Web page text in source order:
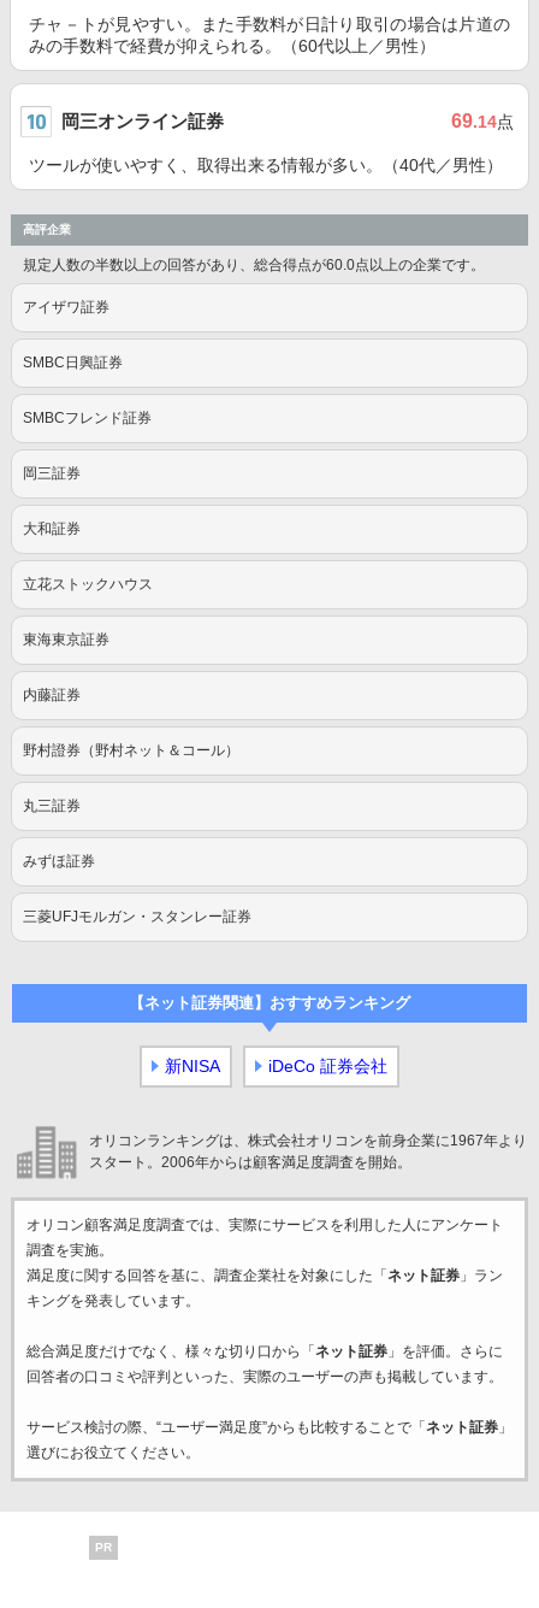
チャ－トが見やすい。また手数料が日計り取引の場合は片道の
みの手数料で経費が抑えられる。（60代以上／男性）
岡三オンライン証券 69.14点
ツールが使いやすく、取得出来る情報が多い。（40代／男性）
高評企業
規定人数の半数以上の回答があり、総合得点が60.0点以上の企業です。
アイザワ証券
SMBC日興証券
SMBCフレンド証券
岡三証券
大和証券
立花ストックハウス
東海東京証券
内藤証券
野村證券（野村ネット＆コール）
丸三証券
みずほ証券
三菱UFJモルガン・スタンレー証券
【ネット証券関連】おすすめランキング
新NISA iDeCo 証券会社
オリコンランキングは、株式会社オリコンを前身企業に1967年より
スタート。2006年からは顧客満足度調査を開始。
オリコン顧客満足度調査では、実際にサービスを利用した 人にアンケート
調査を実施。
満足度に関する回答を基に、調査企業社を対象にした「 ネット証券」ラン
キングを発表しています。
総合満足度だけでなく、様々な切り口から「 ネット証券」を評価。さらに
回答者の口コミや評判といった、実際のユーザーの声も掲載しています。
サービス検討の際、“ユーザー満足度”からも比較することで「 ネット証券」
選びにお役立てください。
PR